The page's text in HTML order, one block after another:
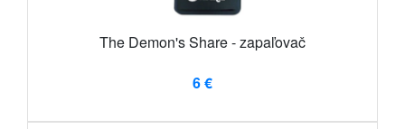
The Demon's Share - zapaľovač
6 €